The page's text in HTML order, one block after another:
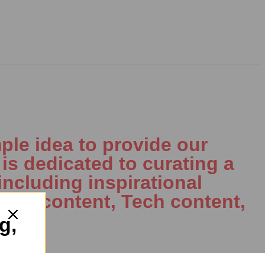
idea to provide our
dedicated to curating a
inspirational
AI content, Tech content,